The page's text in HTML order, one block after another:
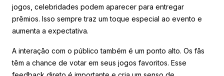
jogos, celebridades podem aparecer para entregar
prêmios. Isso sempre traz um toque especial ao evento e
aumenta a expectativa.
A interação com o público também é um ponto alto. Os fãs
têm a chance de votar em seus jogos favoritos. Esse